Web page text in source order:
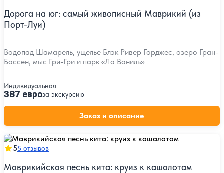
Дорога на юг: самый живописный Маврикий (из
Порт-Луи)
Водопад Шамарель, ущелье Блэк Ривер Горджес, озеро Гран-
Бассен, мыс Гри-Гри и парк «Ла Ваниль»
Индивидуальная
387 евроза экскурсию
Заказ и описание
55 отзывов
Маврикийская песнь кита: круиз к кашалотам